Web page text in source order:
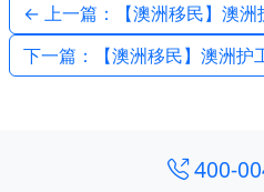
下一篇：【澳洲移民】澳洲
400-